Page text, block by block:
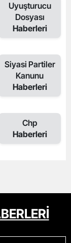
Uyuşturucu
Dosyası
Haberleri
Siyasi Partiler
Kanunu
Haberleri
Chp
Haberleri